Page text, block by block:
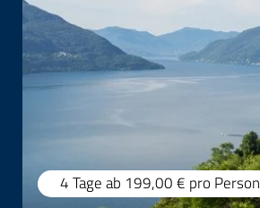
4 Tageab 199,00 € pro Person